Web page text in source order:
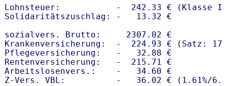
Lohnsteuer:           -  242.33 € (Klasse I)
Solidaritätszuschlag: -   13.32 €
sozialvers. Brutto:     2307.02 €
Krankenversicherung:  -  224.93 € (Satz:
Pflegeversicherung:   -   32.88 €
Rentenversicherung:   -  215.71 €
Arbeitslosenvers.:    -   34.60 €
Z-Vers. VBL:          -   36.02 € ( 1.61%/